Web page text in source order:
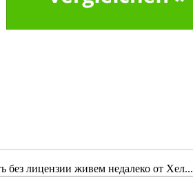
без лицензии живем недалеко от Хел...